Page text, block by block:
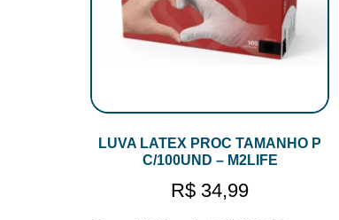
LUVA LATEX PROC TAMANHO P
C/100UND – M2LIFE
R$ 34,99